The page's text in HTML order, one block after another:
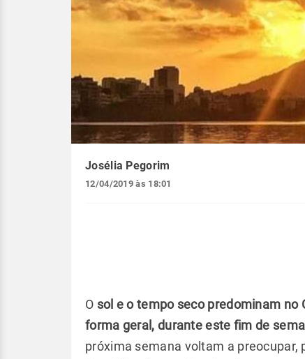
Josélia Pegorim
12/04/2019 às 18:01
O sol e o tempo seco predominam no
forma geral, durante este fim de
próxima semana voltam a preocupar,